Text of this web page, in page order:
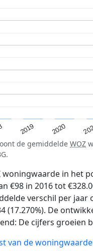
2019 2020
de gemiddelde WOZ
woningwaarde in het
€98 in 2016 tot
verschil per
(17.270%). De
De cijfers groeien
van de